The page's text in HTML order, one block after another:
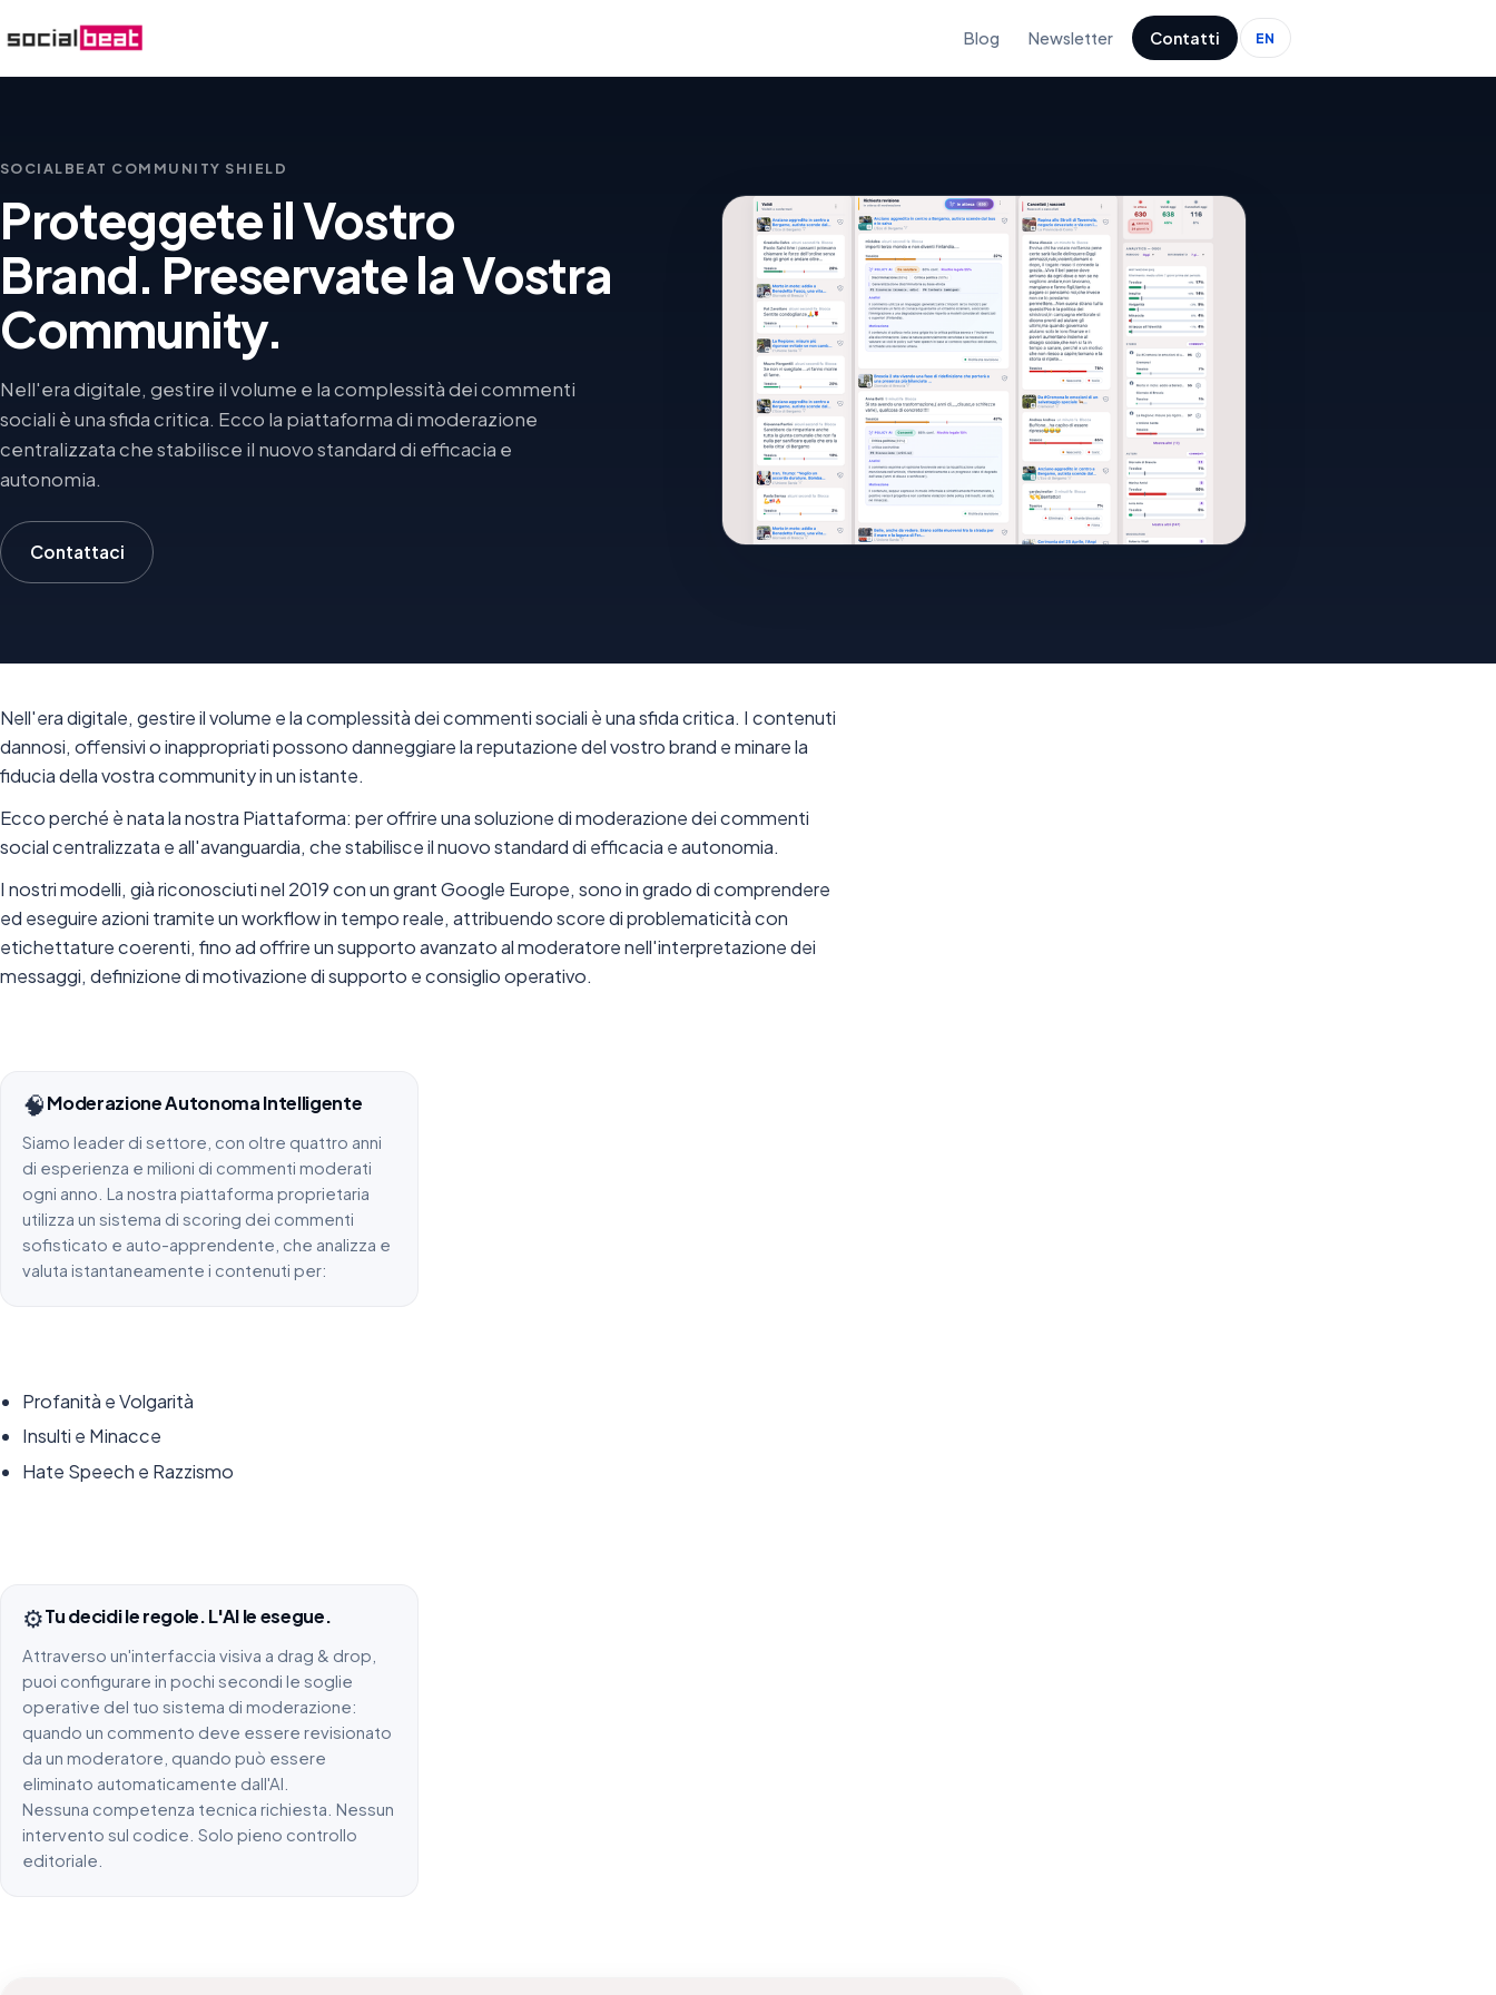
Blog Newsletter Contatti EN
SOCIALBEAT COMMUNITY SHIELD
Proteggete il Vostro
Brand. Preservate la Vostra
Community.
Nell'era digitale, gestire il volume e la complessità dei commenti
sociali è una sfida critica. Ecco la piattaforma di moderazione
centralizzata che stabilisce il nuovo standard di efficacia e
autonomia.
Contattaci
Nell'era digitale, gestire il volume e la complessità dei commenti sociali è una sfida critica. I contenuti
dannosi, offensivi o inappropriati possono danneggiare la reputazione del vostro brand e minare la
fiducia della vostra community in un istante.
Ecco perché è nata la nostra Piattaforma: per offrire una soluzione di moderazione dei commenti
social centralizzata e all'avanguardia, che stabilisce il nuovo standard di efficacia e autonomia.
I nostri modelli, già riconosciuti nel 2019 con un grant Google Europe, sono in grado di comprendere
ed eseguire azioni tramite un workflow in tempo reale, attribuendo score di problematicità con
etichettature coerenti, fino ad offrire un supporto avanzato al moderatore nell'interpretazione dei
messaggi, definizione di motivazione di supporto e consiglio operativo.
🧠Moderazione Autonoma Intelligente
Siamo leader di settore, con oltre quattro anni
di esperienza e milioni di commenti moderati
ogni anno. La nostra piattaforma proprietaria
utilizza un sistema di scoring dei commenti
sofisticato e auto-apprendente, che analizza e
valuta istantaneamente i contenuti per:
Profanità e Volgarità
Insulti e Minacce
Hate Speech e Razzismo
⚙️Tu decidi le regole. L'AI le esegue.
Attraverso un'interfaccia visiva a drag & drop,
puoi configurare in pochi secondi le soglie
operative del tuo sistema di moderazione:
quando un commento deve essere revisionato
da un moderatore, quando può essere
eliminato automaticamente dall'AI.
Nessuna competenza tecnica richiesta. Nessun
intervento sul codice. Solo pieno controllo
editoriale.